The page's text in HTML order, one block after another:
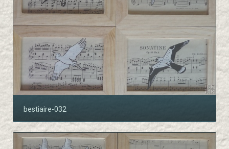
bestiaire-032